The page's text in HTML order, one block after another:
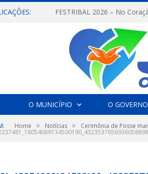
O MUNICÍPIO O GOVERNO
Home » Notícias » Cerimônia de Posse